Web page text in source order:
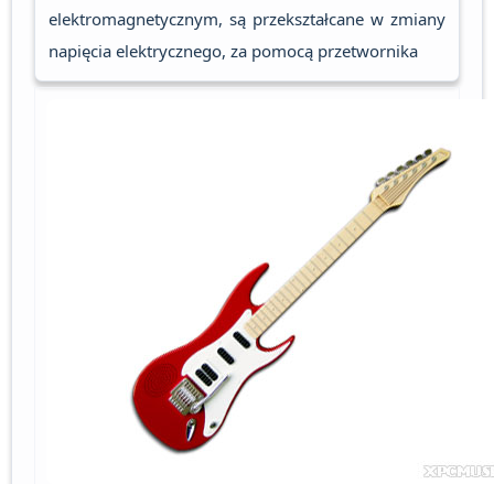
elektromagnetycznym, są przekształcane w zmiany
napięcia elektrycznego, za pomocą przetwornika